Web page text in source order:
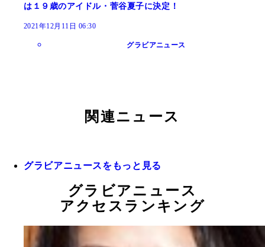
は１９歳のアイドル・菅谷夏子に決定！
2021年12月11日 06:30
グラビアニュース
関連ニュース
グラビアニュースをもっと見る
グラビアニュース
アクセスランキング